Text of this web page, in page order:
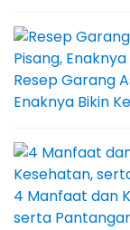
Resep Garang
Enaknya Bikin
4 Manfaat dan
serta